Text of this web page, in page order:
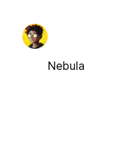
Nebula